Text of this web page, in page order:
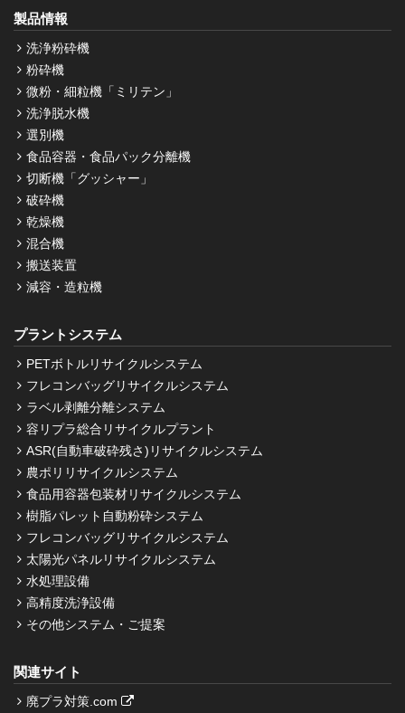
製品情報
洗浄粉砕機
粉砕機
微粉・細粒機「ミリテン」
洗浄脱水機
選別機
食品容器・食品パック分離機
切断機「グッシャー」
破砕機
乾燥機
混合機
搬送装置
減容・造粒機
プラントシステム
PETボトルリサイクルシステム
フレコンバッグリサイクルシステム
ラベル剥離分離システム
容リプラ総合リサイクルプラント
ASR(自動車破砕残さ)リサイクルシステム
農ポリリサイクルシステム
食品用容器包装材リサイクルシステム
樹脂パレット自動粉砕システム
フレコンバッグリサイクルシステム
太陽光パネルリサイクルシステム
水処理設備
高精度洗浄設備
その他システム・ご提案
関連サイト
廃プラ対策.com